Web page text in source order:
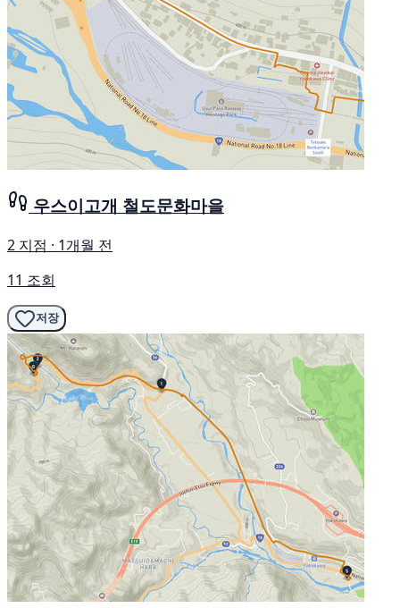
우스이고개 철도문화마을
2 지점 · 1개월 전
11 조회
저장